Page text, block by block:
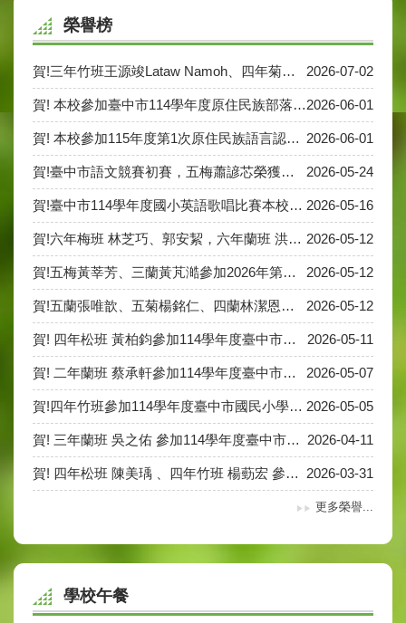
榮譽榜
賀!三年竹班王源竣Lataw Namoh、四年菊班王柏翔Tiway Namoh、五年竹班劉炳賢 參加115年度【Cool English口說高手比賽】榮獲佳績。 2026-07-02
賀! 本校參加臺中市114學年度原住民族部落話語競賽 二梅江泊希Mucu‧Dusang榮獲賽德克族語1-3年級優等! 五菊高睿琳榮獲阿美族語 4-6年級優等! 五菊陳庾希榮獲4-6年級甲等! 2026-06-01
賀! 本校參加115年度第1次原住民族語言認證測驗 五菊陳庾希通過賽德克族語初級。 2026-06-01
賀!臺中市語文競賽初賽，五梅蕭諺芯榮獲作文第三名、五菊林于暄榮獲國語朗讀第四名、五菊柯威成榮獲字音字形第四名。 2026-05-24
賀!臺中市114學年度國小英語歌唱比賽本校榮獲乙A組甲等! 2026-05-16
賀!六年梅班 林芝巧、郭安絜，六年蘭班 洪庭真，六年菊班 吳宥葳，參加「臺中市115年師生直笛比賽」榮獲台中市音樂比直笛四重奏第三名；六年梅班郭宸妤榮獲直笛獨奏第三名。 2026-05-12
賀!五梅黃莘芳、三蘭黃芃澔參加2026年第十二屆臺中市特奧融合教育活動—滾球大集合 榮獲家庭聯誼組 第二名 2026-05-12
賀!五蘭張唯歆、五菊楊銘仁、四蘭林潔恩、四竹蔡中震榮獲2026年第十二屆臺中市特奧融合教育活動—滾球大集合 國小團體混編四人賽 第二名 2026-05-12
賀! 四年松班 黃柏鈞參加114學年度臺中市創意閱讀推銷高手比賽，榮獲讀家報導丙組第五名! 2026-05-11
賀! 二年蘭班 蔡承軒參加114學年度臺中市創意閱讀推銷高手比賽，榮獲故事小天使第一名! 2026-05-07
賀!四年竹班參加114學年度臺中市國民小學普及化跳繩全市決賽第三名。 2026-05-05
賀! 三年蘭班 吳之佑 參加114學年度臺中市英語朗讀比賽，榮獲第四名! 2026-04-11
賀! 四年松班 陳美瑀 、四年竹班 楊葝宏 參加114學年度電腦應用競賽複賽，成績優異，晉級決賽。 2026-03-31
更多榮譽...
學校午餐